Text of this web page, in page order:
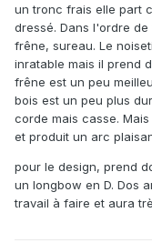
un tronc frais elle part
dressé. Dans l'ordre
frêne, sureau. Le
inratable mais il prend
frêne est un peu
bois est un peu plus
corde mais casse.
et produit un arc
pour le design, prend
un longbow en D. Dos
travail à faire et aura